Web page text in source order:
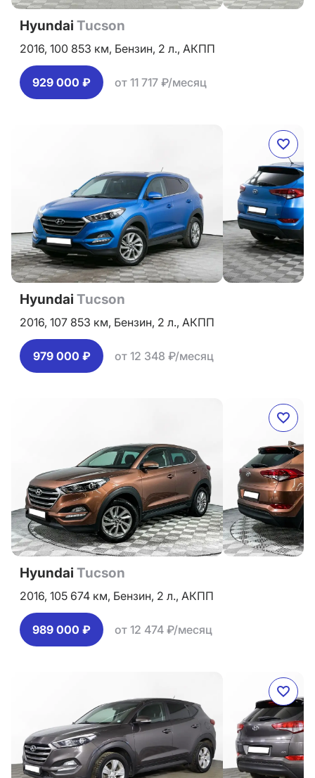
Hyundai Tucson
2016, 100 853 км, Бензин, 2 л., АКПП
929 000 ₽ от 11 717 ₽/месяц
Hyundai Tucson
2016, 107 853 км, Бензин, 2 л., АКПП
979 000 ₽ от 12 348 ₽/месяц
Hyundai Tucson
2016, 105 674 км, Бензин, 2 л., АКПП
989 000 ₽ от 12 474 ₽/месяц